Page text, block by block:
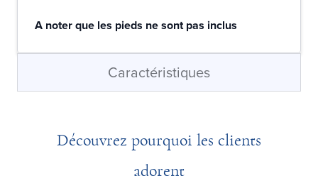
A noter que les pieds ne sont pas inclus
Caractéristiques
Découvrez pourquoi les clients
adorent